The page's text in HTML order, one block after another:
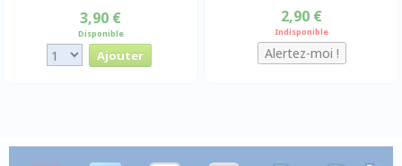
3,90 €
Disponible
2,90 €
Indisponible